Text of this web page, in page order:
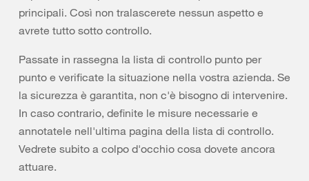
principali. Così non tralascerete nessun aspetto e
avrete tutto sotto controllo.
Passate in rassegna la lista di controllo punto per
punto e verificate la situazione nella vostra azienda. Se
la sicurezza è garantita, non c'è bisogno di intervenire.
In caso contrario, definite le misure necessarie e
annotatele nell'ultima pagina della lista di controllo.
Vedrete subito a colpo d'occhio cosa dovete ancora
attuare.